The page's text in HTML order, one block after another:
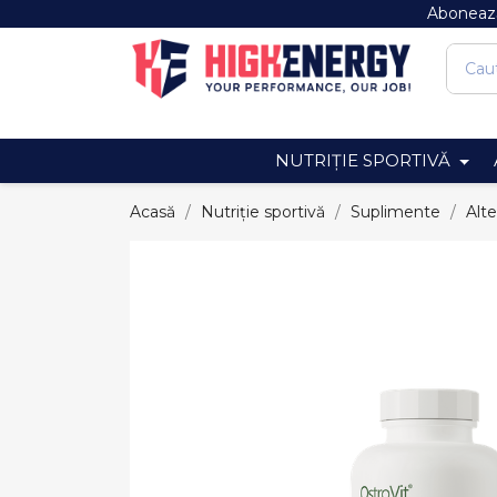
NUTRIȚIE SPORTIVĂ
Acasă Nutriție sportivă Suplimente